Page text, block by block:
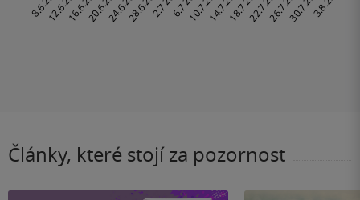
Články, které stojí za pozornost